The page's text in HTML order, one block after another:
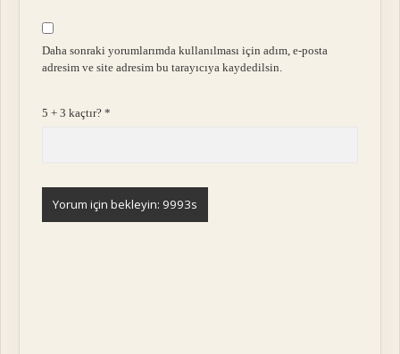
Daha sonraki yorumlarımda kullanılması için adım, e-posta
adresim ve site adresim bu tarayıcıya kaydedilsin.
5 + 3 kaçtır?*